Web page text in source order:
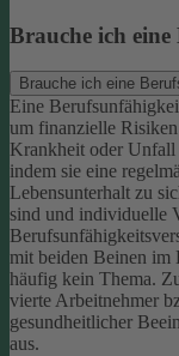
Brauche ich
Brauche ich eine
Eine
um finanzielle
Krankheit oder
indem sie eine
Lebensunterhalt zu
sind und individuelle
mit beiden Beinen im
häufig kein Thema.
vierte Arbeitnehmer
gesundheitlicher
aus.